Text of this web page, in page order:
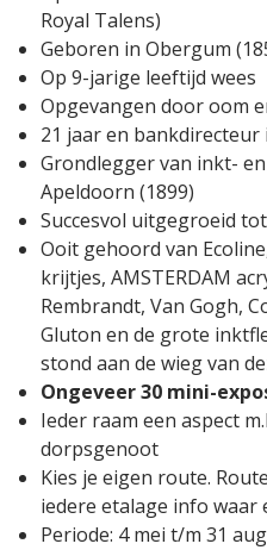
Royal Talens)
Geboren in Obergum
Op 9-jarige leeftijd wees
Opgevangen door oom
21 jaar en
Grondlegger van inkt-
Apeldoorn (1899)
Succesvol uitgegroeid
Ooit gehoord van
krijtjes, AMSTERDAM
Rembrandt, Van Gogh,
Gluton en de grote
stond aan de wieg van
Ongeveer 30 mini-
Ieder raam een aspect
dorpsgenoot
Kies je eigen route.
iedere etalage info waar
Periode: 4 mei t/m 31